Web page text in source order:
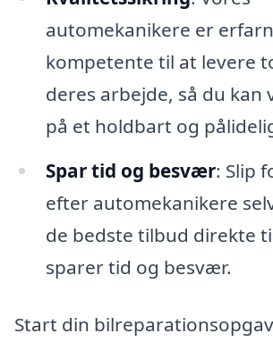
automekanikere er
kompetente til at levere
deres arbejde, så du kan
på et holdbart og
Spar tid og besvær: Slip
efter automekanikere
de bedste tilbud direkte
sparer tid og besvær.
Start din